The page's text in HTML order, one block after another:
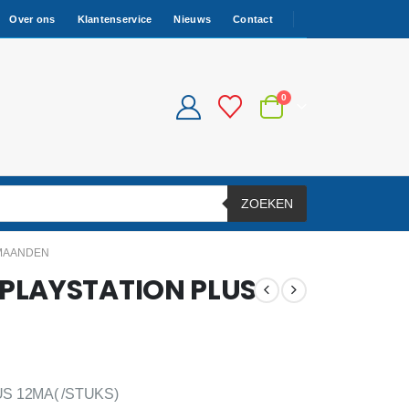
Over ons Klantenservice Nieuws Contact
0
ZOEKEN
PLUS
12MA( /STUKS)